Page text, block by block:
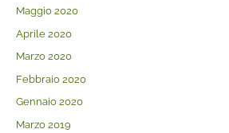
Maggio 2020
Aprile 2020
Marzo 2020
Febbraio 2020
Gennaio 2020
Marzo 2019